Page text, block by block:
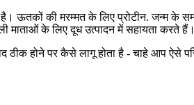
ऊतकों की मरम्मत के लिए प्रोटीन. जन्म के
माताओं के लिए दूध उत्पादन में सहायता करते
होने पर कैसे लागू होता है - चाहे आप ऐसे